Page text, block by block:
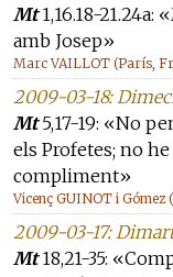
Mt1,16.18-21.24a:
amb Josep»
Marc VAILLOT (París,
2009-03-18:
Mt5,17-19: «No
els Profetes; no
compliment»
Vicenç GUINOT i Gómez
2009-03-17:
Mt18,21-35: